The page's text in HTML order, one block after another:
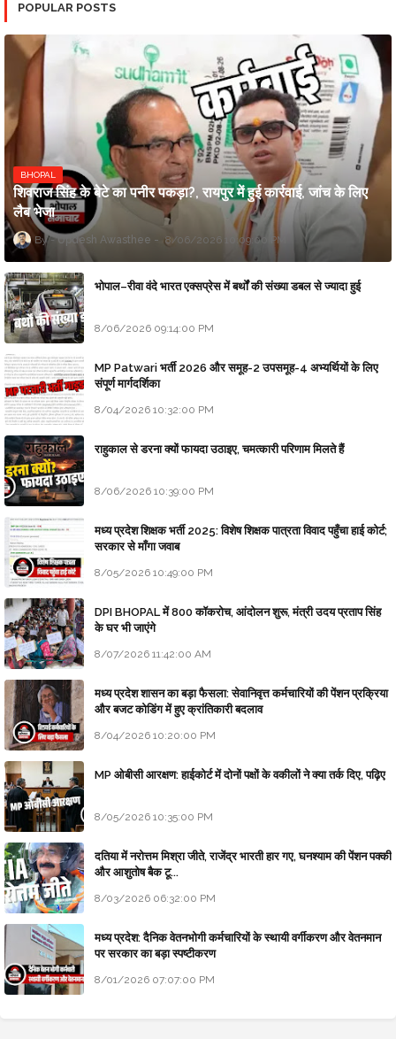
POPULAR POSTS
BHOPAL
शिवराज सिंह के बेटे का पनीर पकड़ा?, रायपुर में हुई कार्रवाई, जांच के लिए
लैब भेजा
Updesh Awasthee 8/06/2026 10:09:00 PM
भोपाल–रीवा वंदे भारत एक्सप्रेस में बर्थों की संख्या डबल से ज्यादा हुई
8/06/2026 09:14:00 PM
MP Patwari भर्ती 2026 और समूह-2 उपसमूह-4 अभ्यर्थियों के लिए
संपूर्ण मार्गदर्शिका
8/04/2026 10:32:00 PM
राहुकाल से डरना क्यों फायदा उठाइए, चमत्कारी परिणाम मिलते हैं
8/06/2026 10:39:00 PM
मध्य प्रदेश शिक्षक भर्ती 2025: विशेष शिक्षक पात्रता विवाद पहुँचा हाई कोर्ट;
सरकार से माँगा जवाब
8/05/2026 10:49:00 PM
DPI BHOPAL में 800 कॉकरोच, आंदोलन शुरू, मंत्री उदय प्रताप सिंह
के घर भी जाएंगे
8/07/2026 11:42:00 AM
मध्य प्रदेश शासन का बड़ा फैसला: सेवानिवृत्त कर्मचारियों की पेंशन प्रक्रिया
और बजट कोडिंग में हुए क्रांतिकारी बदलाव
8/04/2026 10:20:00 PM
MP ओबीसी आरक्षण: हाईकोर्ट में दोनों पक्षों के वकीलों ने क्या तर्क दिए, पढ़िए
8/05/2026 10:35:00 PM
दतिया में नरोत्तम मिश्रा जीते, राजेंद्र भारती हार गए, घनश्याम की पेंशन पक्की
और आशुतोष बैक टू...
8/03/2026 06:32:00 PM
मध्य प्रदेश: दैनिक वेतनभोगी कर्मचारियों के स्थायी वर्गीकरण और वेतनमान
पर सरकार का बड़ा स्पष्टीकरण
8/01/2026 07:07:00 PM